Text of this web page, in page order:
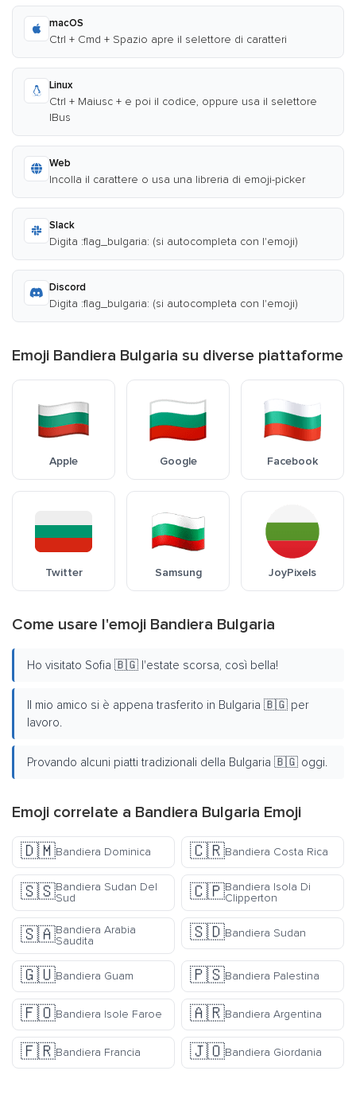
macOS
Ctrl + Cmd + Spazio apre il selettore di caratteri
Linux
Ctrl + Maiusc + e poi il codice, oppure usa il selettore
IBus
Web
Incolla il carattere o usa una libreria di emoji-picker
Slack
Digita :flag_bulgaria: (si autocompleta con l'emoji)
Discord
Digita :flag_bulgaria: (si autocompleta con l'emoji)
Emoji Bandiera Bulgaria su diverse piattaforme
Apple Google Facebook
Twitter Samsung JoyPixels
Come usare l'emoji Bandiera Bulgaria
Ho visitato Sofia 🇧🇬 l'estate scorsa, così bella!
Il mio amico si è appena trasferito in Bulgaria 🇧🇬 per
lavoro.
Provando alcuni piatti tradizionali della Bulgaria 🇧🇬 oggi.
Emoji correlate a Bandiera Bulgaria Emoji
🇩🇲Bandiera Dominica 🇨🇷Bandiera Costa Rica
🇸🇸Bandiera Sudan Del
Sud
🇨🇵Bandiera Isola Di
Clipperton
🇸🇦Bandiera Arabia
Saudita
🇸🇩Bandiera Sudan
🇬🇺Bandiera Guam 🇵🇸Bandiera Palestina
🇫🇴Bandiera Isole Faroe 🇦🇷Bandiera Argentina
🇫🇷Bandiera Francia 🇯🇴Bandiera Giordania